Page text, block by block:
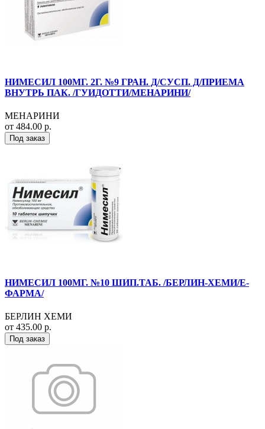
НИМЕСИЛ 100МГ. 2Г. №9 ГРАН. Д/СУСП. Д/ПРИЕМА
ВНУТРЬ ПАК. /ГУИДОТТИ/МЕНАРИНИ/
МЕНАРИНИ
от 484.00 р.
Под заказ
НИМЕСИЛ 100МГ. №10 ШИП.ТАБ. /БЕРЛИН-ХЕМИ/Е-
ФАРМА/
БЕРЛИН ХЕМИ
от 435.00 р.
Под заказ